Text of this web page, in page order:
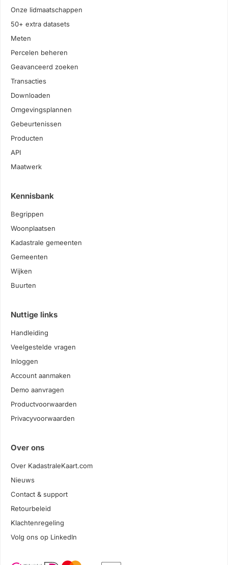
Onze lidmaatschappen
50+ extra datasets
Meten
Percelen beheren
Geavanceerd zoeken
Transacties
Downloaden
Omgevingsplannen
Gebeurtenissen
Producten
API
Maatwerk
Kennisbank
Begrippen
Woonplaatsen
Kadastrale gemeenten
Gemeenten
Wijken
Buurten
Nuttige links
Handleiding
Veelgestelde vragen
Inloggen
Account aanmaken
Demo aanvragen
Productvoorwaarden
Privacyvoorwaarden
Over ons
Over KadastraleKaart.com
Nieuws
Contact & support
Retourbeleid
Klachtenregeling
Volg ons op LinkedIn